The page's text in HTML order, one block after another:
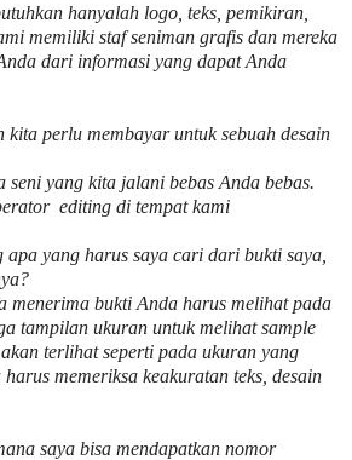
hanyalah logo, teks, pemikiran,
memiliki staf seniman grafis dan mereka
dari informasi yang dapat Anda
kita perlu membayar untuksebuah desain
seni yang kita jalani bebas Anda bebas.
editing di tempat kami
apa yang harus saya cari dari bukti saya,
menerima bukti Anda harus melihat pada
tampilan ukuran untuk melihatsample
terlihat seperti pada ukuran yang
memeriksa keakuratan teks, desain
saya bisa mendapatkan nomor